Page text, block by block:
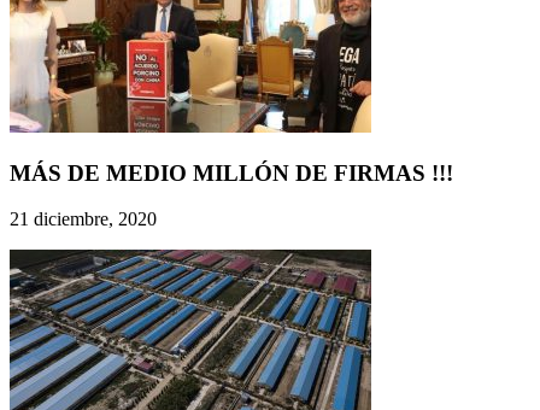
MÁS DE MEDIO MILLÓN DE FIRMAS !!!
21 diciembre, 2020